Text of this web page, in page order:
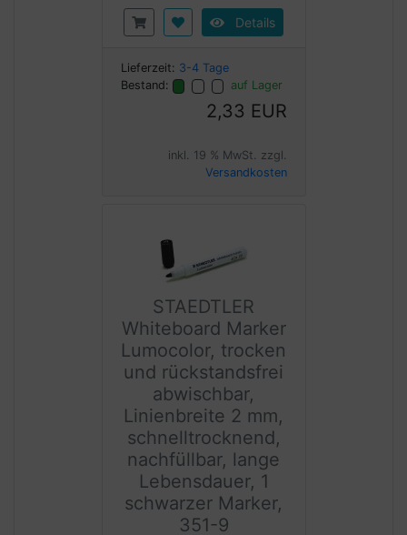
Details
Lieferzeit: 3-4 Tage
Bestand:
auf Lager
2,33 EUR
inkl. 19 % MwSt. zzgl.
Versandkosten
STAEDTLER
Whiteboard Marker
Lumocolor, trocken
und rückstandsfrei
abwischbar,
Linienbreite 2 mm,
schnelltrocknend,
nachfüllbar, lange
Lebensdauer, 1
schwarzer Marker,
351-9